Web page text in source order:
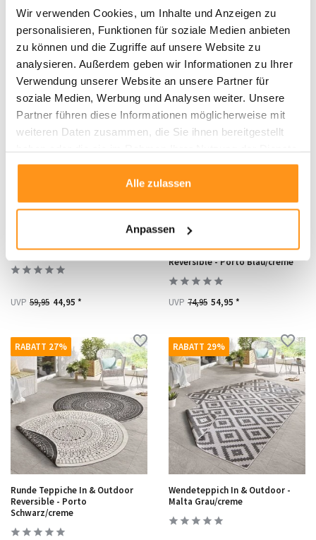
Wir verwenden Cookies, um Inhalte und Anzeigen zu
personalisieren, Funktionen für soziale Medien anbieten
zu können und die Zugriffe auf unsere Website zu
analysieren. Außerdem geben wir Informationen zu Ihrer
Verwendung unserer Website an unsere Partner für
soziale Medien, Werbung und Analysen weiter. Unsere
Partner führen diese Informationen möglicherweise mit
weiteren Daten zusammen, die Sie ihnen bereitgestellt
gesammelt haben.
Alle zulassen
Anpassen
Outdoor-Teppich - Cast
UVP 74,95 59,95 *
Capri Teppich In & Outdoor
UVP 59,95 44,95 *
Capri Teppich In & Outdoor Blau
UVP 59,95 44,95 *
RABATT 27%
Runde Teppiche In & Outdoor
Reversible - Porto Blau/creme
UVP 74,95 54,95 *
RABATT 27%
Runde Teppiche In & Outdoor
Reversible - Porto
Schwarz/creme
RABATT 29%
Wendeteppich In & Outdoor -
Malta Grau/creme